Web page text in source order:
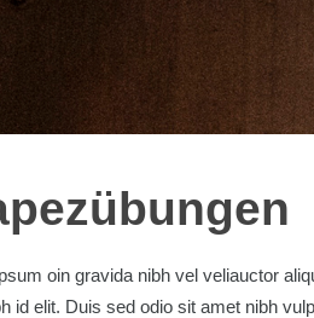
oin gravida nibh vel veliauctor
id elit. Duis sed odio sit amet nibh